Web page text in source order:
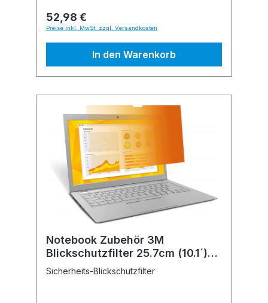
52,98 €
Preise inkl. MwSt. zzgl. Versandkosten
In den Warenkorb
Notebook Zubehör 3M
Blickschutzfilter 25.7cm (10.1´)
Wide
Sicherheits-Blickschutzfilter